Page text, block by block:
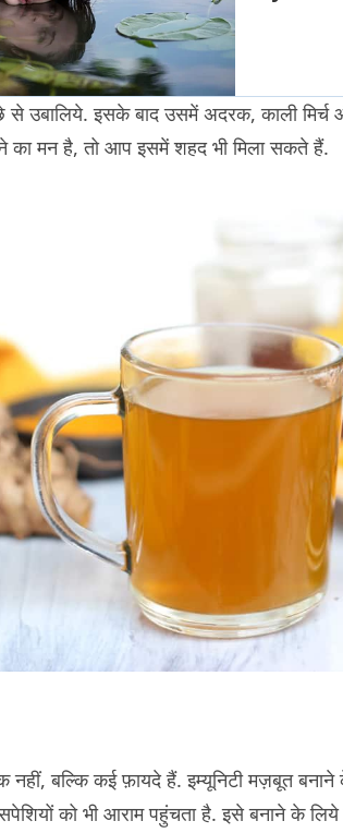
से उबालिये. इसके बाद उसमें अदरक, काली मिर्च
का मन है, तो आप इसमें शहद भी मिला सकते हैं.
नहीं, बल्कि कई फ़ायदे हैं. इम्यूनिटी मज़बूत बनाने
को भी आराम पहुंचता है. इसे बनाने के लिये